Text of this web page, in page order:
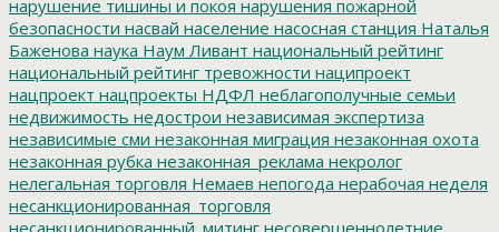
нарушение тишины и покоя нарушения пожарной
безопасности насвай население насосная станция Наталья
Баженова наука Наум Ливант национальный рейтинг
национальный рейтинг тревожности наципроект
нацпроект нацпроекты НДФЛ неблагополучные семьи
недвижимость недострои независимая экспертиза
независимые сми незаконная миграция незаконная охота
незаконная рубка незаконная_реклама некролог
нелегальная торговля Немаев непогода нерабочая неделя
несанкционированная_торговля
несанкционированный_митинг несовершеннолетние